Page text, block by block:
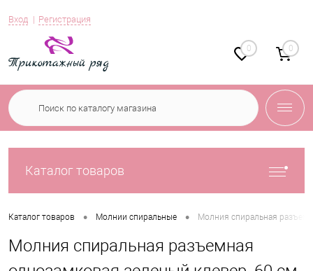
Вход Регистрация
0 0
Каталог товаров
Каталог товаров • Молнии спиральные • Молния спиральная
Молния спиральная разъемная